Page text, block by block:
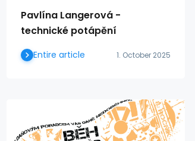
Pavlína Langerová -
technické potápění
1. October 2025
Entire article